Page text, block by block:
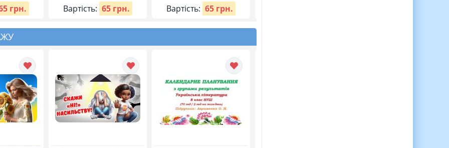
грн.
Вартість: 65 грн.
Вартість: 65 грн.